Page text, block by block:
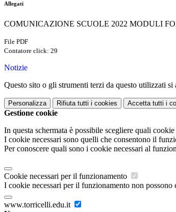
Allegati
COMUNICAZIONE SCUOLE 2022 MODULI
File PDF
Contatore click: 29
Notizie
Questo sito o gli strumenti terzi da questo utilizzati
Personalizza Rifiuta tutti i cookies Accetta tutti i
Gestione cookie
In questa schermata è possibile scegliere quali
I cookie necessari sono quelli che consentono il
Per conoscere quali sono i cookie necessari al
Cookie necessari per il funzionamento
I cookie necessari per il funzionamento non
www.torricelli.edu.it